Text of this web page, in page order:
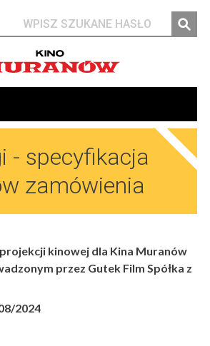
- specyfikacja
zamówienia
kinowej dla Kina Muranów
przez Gutek Film Spółka z
2024